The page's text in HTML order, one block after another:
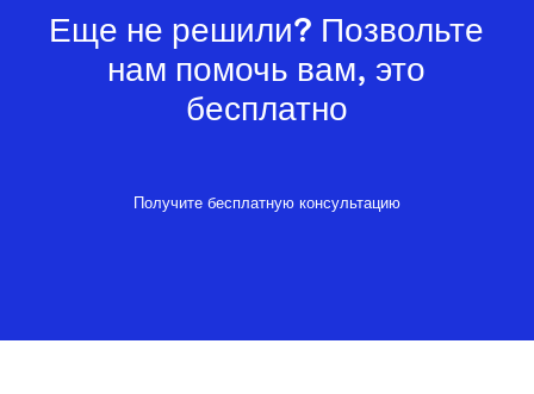
Еще не решили? Позвольте
нам помочь вам, это
бесплатно
Получите бесплатную консультацию